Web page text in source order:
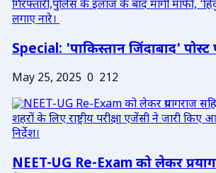
Special: 'पाकिस्तान जिंदाबाद' पोस्ट
May 25, 2025 0 212
NEET-UG Re-Exam को लेकर